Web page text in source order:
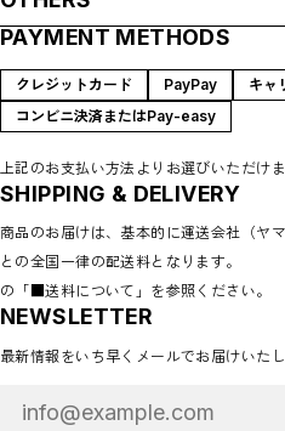
Bags
Home
Tableware
Decoration
Vintage
Accessary
Tableware
Home decoration
Brands
madokanakabayashi
SHOP GUIDE
CONTACT
プライバシーポリシー
特定商取引法に基づく表記
PAYMENT METHODS
クレジットカード PayPay キャ
コンビニ決済またはPay-easy
上記のお支払い方法よりお選びいただけま
SHIPPING & DELIVERY
商品のお届けは、基本的に運送会社（ヤ
との全国一律の配送料となります
の「■送料について」を参照ください。
NEWSLETTER
最新情報をいち早くメールでお届けいたし